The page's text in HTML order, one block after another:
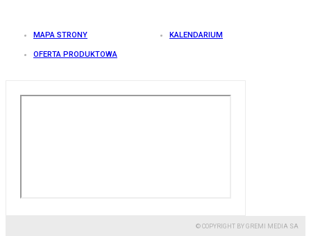
MAPA STRONY KALENDARIUM
OFERTA PRODUKTOWA
© COPYRIGHT BY GREMI MEDIA SA